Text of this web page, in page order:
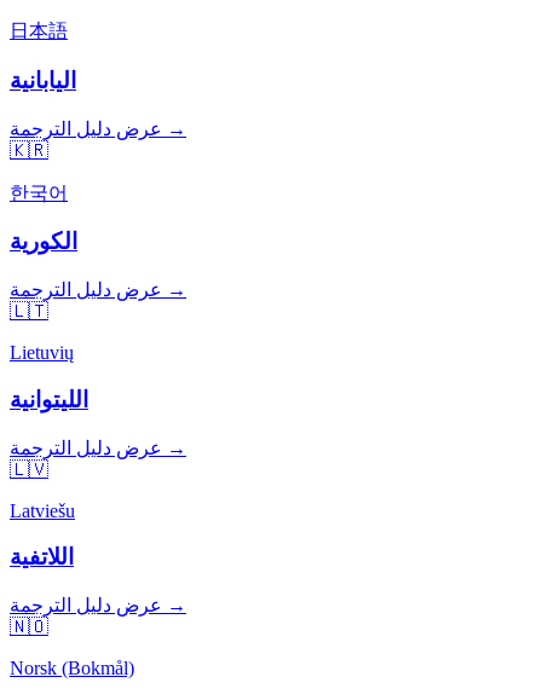
日本語
اليابانية
عرض دليل الترجمة →
🇰🇷
한국어
الكورية
عرض دليل الترجمة →
🇱🇹
Lietuvių
الليتوانية
عرض دليل الترجمة →
🇱🇻
Latviešu
اللاتفية
عرض دليل الترجمة →
🇳🇴
Norsk (Bokmål)